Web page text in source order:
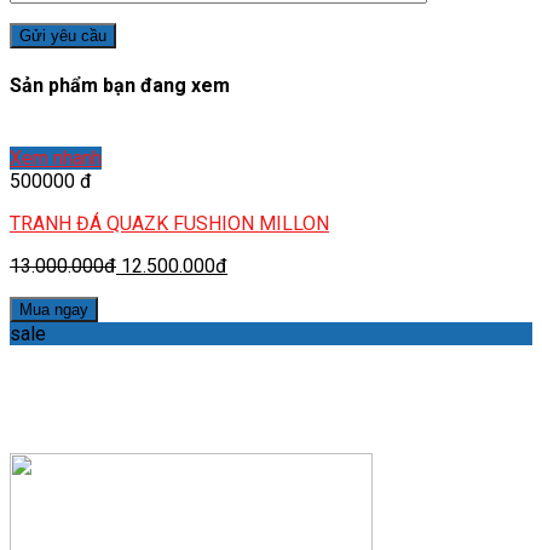
Sản phẩm bạn đang xem
Xem nhanh
500000 đ
TRANH ĐÁ QUAZK FUSHION MILLON
13.000.000đ 12.500.000đ
Mua ngay
sale